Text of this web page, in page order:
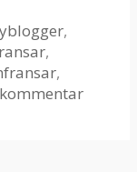
,
,
,